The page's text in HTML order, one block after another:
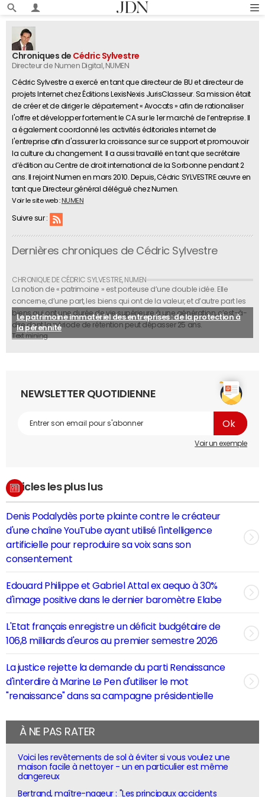
Chroniques de Cédric Sylvestre
Directeur de Numen Digital , NUMEN
Cédric Sylvestre a exercé en tant que directeur de BU et directeur de
projets Internet chez Éditions LexisNexis JurisClasseur. Sa mission était
de créer et de diriger le département « Avocats » afin de rationaliser
l'offre et développer fortement le CA sur le 1er marché de l’entreprise. Il
a également coordonné les activités éditoriales internet de
l'entreprise afin d'assurer la croissance sur ce support et promouvoir
la culture du changement. Il a aussi travaillé en tant que secrétaire
d’édition au Centre de droit international de la Sorbonne pendant 2
ans. Il rejoint Numen en mars 2010. Depuis, Cédric SYLVESTRE œuvre en
tant que Directeur général délégué chez Numen.
Voir le site web :NUMEN
Suivre sur :
Dernières chroniques de Cédric Sylvestre
Le patrimoine immatériel des entreprises : de la protection à
la pérennité
La notion de « patrimoine » est porteuse d’une double idée. Elle
concerne, d’une part, les biens qui ont de la valeur, et d’autre part les
biens qui ont une durée de vie supérieure à une génération, c’est-à-
dire dont la période de rétention peut dépasser 25 ans.
Text mining
NEWSLETTER QUOTIDIENNE
Voir un exemple
Articles les plus lus
Denis Podalydès porte plainte contre le créateur
d'une chaîne YouTube ayant utilisé l'intelligence
artificielle pour reproduire sa voix sans son
consentement
Edouard Philippe et Gabriel Attal ex aequo à 30%
d'image positive dans le dernier baromètre Elabe
L'Etat français enregistre un déficit budgétaire de
106,8 milliards d'euros au premier semestre 2026
La justice rejette la demande du parti Renaissance
d'interdire à Marine Le Pen d'utiliser le mot
"renaissance" dans sa campagne présidentielle
À NE PAS RATER
Voici les revêtements de sol à éviter si vous voulez une
maison facile à nettoyer - un en particulier est même
dangereux
Bertrand, maître-nageur : "Les principaux accidents